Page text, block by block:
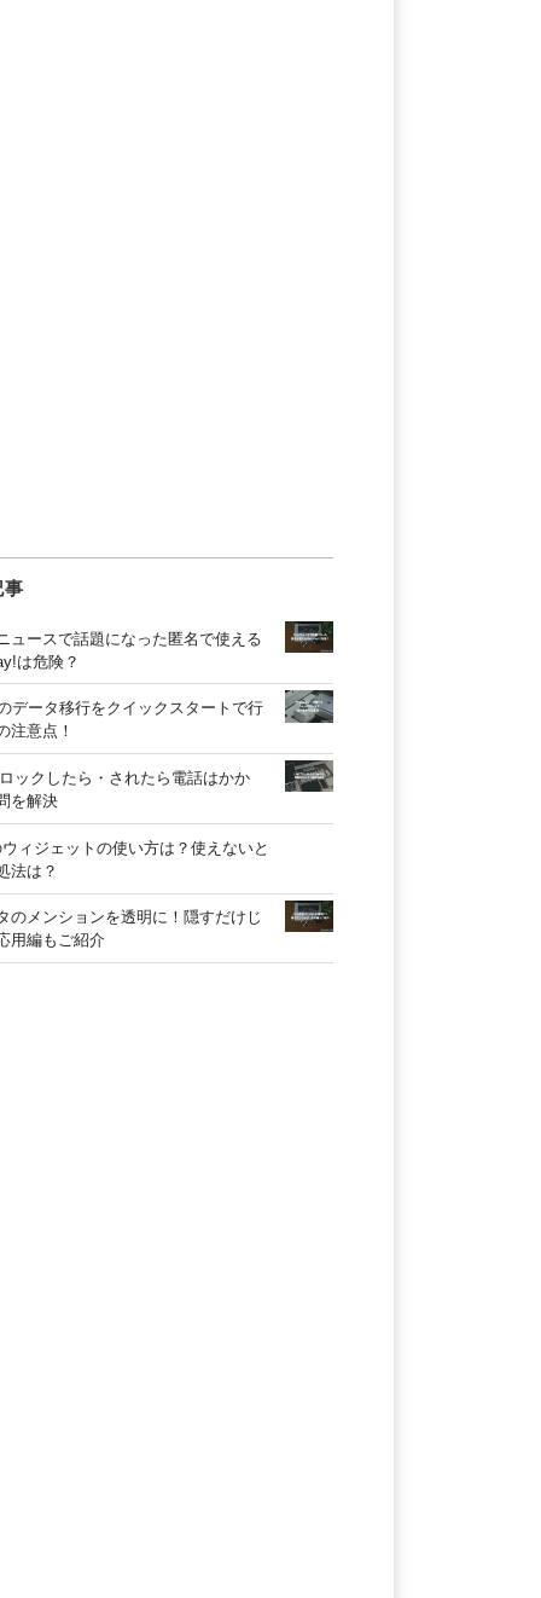
事
ュースで話題になった匿名で使える
は危険？
データ移行をクイックスタートで行
注意点！
ロックしたら・されたら電話はかか
を解決
ィジェットの使い方は？使えないと
法は？
のメンションを透明に！隠すだけじ
用編もご紹介